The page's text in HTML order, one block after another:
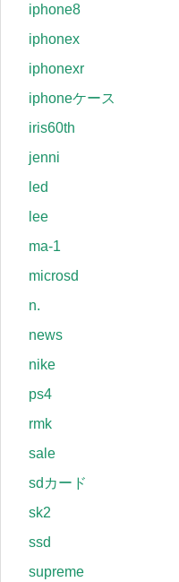
iphone8
iphonex
iphonexr
iphoneケース
iris60th
jenni
led
lee
ma-1
microsd
n.
news
nike
ps4
rmk
sale
sdカード
sk2
ssd
supreme